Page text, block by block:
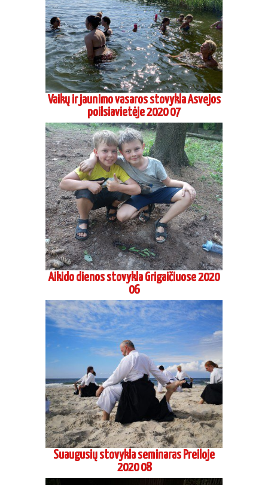
Vaikų ir jaunimo vasaros stovykla Asvejos
poilsiavietėje 2020 07
Aikido dienos stovykla Grigaičiuose 2020
06
Suaugusių stovykla seminaras Preiloje
2020 08